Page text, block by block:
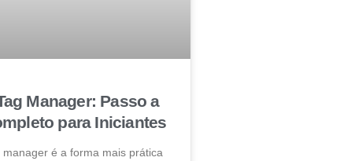
Manager: Passo a
para Iniciantes
é a forma mais prática